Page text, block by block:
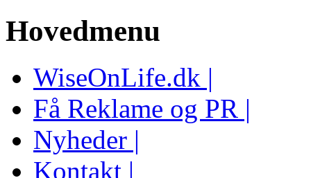
Hovedmenu
WiseOnLife.dk |
Få Reklame og PR |
Nyheder |
Kontakt |